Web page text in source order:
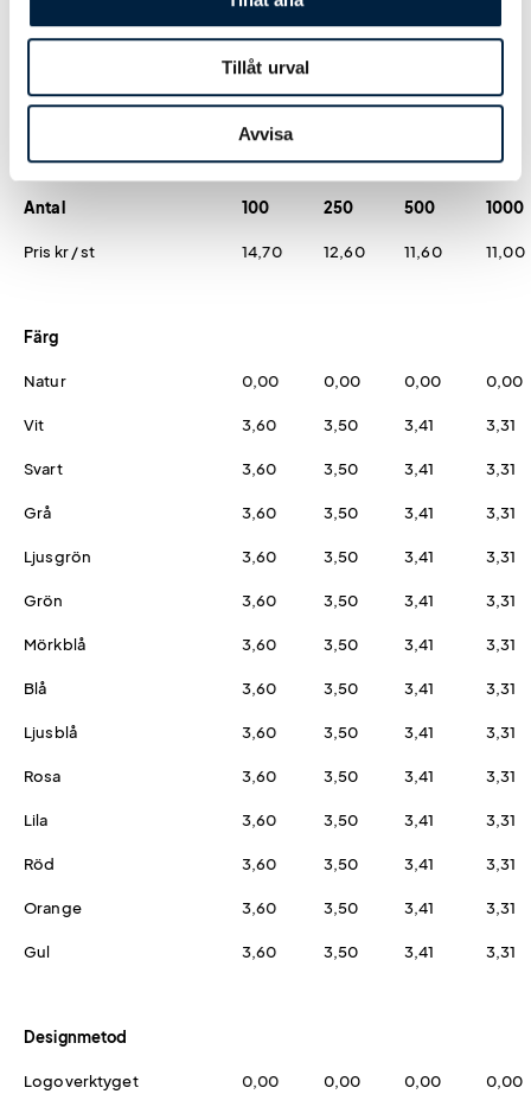
Tillåt urval
Avvisa
Prislista
Antal 100 250 500 1000
Pris kr / st 14,70 12,60 11,60 11,00
Färg
Natur 0,00 0,00 0,00 0,00
Vit 3,60 3,50 3,41 3,31
Svart 3,60 3,50 3,41 3,31
Grå 3,60 3,50 3,41 3,31
Ljusgrön 3,60 3,50 3,41 3,31
Grön 3,60 3,50 3,41 3,31
Mörkblå 3,60 3,50 3,41 3,31
Blå 3,60 3,50 3,41 3,31
Ljusblå 3,60 3,50 3,41 3,31
Rosa 3,60 3,50 3,41 3,31
Lila 3,60 3,50 3,41 3,31
Röd 3,60 3,50 3,41 3,31
Orange 3,60 3,50 3,41 3,31
Gul 3,60 3,50 3,41 3,31
Designmetod
Logoverktyget 0,00 0,00 0,00 0,00